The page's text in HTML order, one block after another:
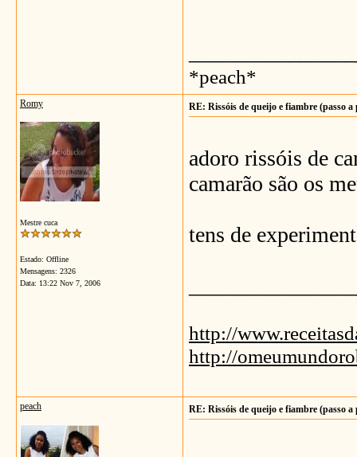
*peach*
Romy
Mestre cuca
Estado: Offline
Mensagens: 2326
Data: 13:22 Nov 7, 2006
RE: Rissóis de queijo e fiambre (passo a
adoro rissóis de
camarão são os
tens de
http://
http://
peach RE: Rissóis de queijo e fiambre (passo a